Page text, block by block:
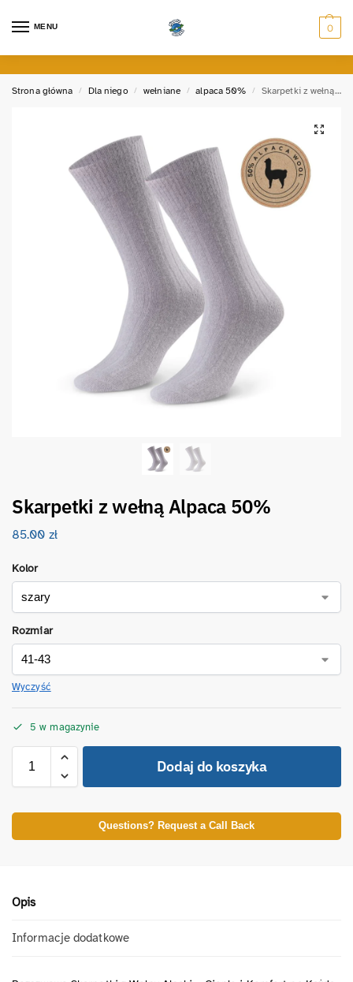
MENU 0
Strona główna / Dla niego / wełniane / alpaca 50% / Skarpetki z wełną Alpaca 50%
Skarpetki z wełną Alpaca 50%
85.00 zł
Kolor
Rozmiar
Wyczyść
5 w magazynie
Dodaj do koszyka
Questions? Request a Call Back
Opis
Informacje dodatkowe